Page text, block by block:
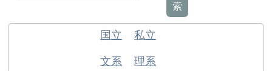
索
国立 私立
文系 理系